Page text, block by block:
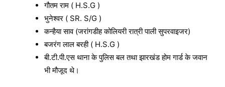
गौतम राम ( H.S.G )
भुनेश्वर ( SR. S/G )
कन्हैया साव (जरांगडीह कोलियरी रात्री पाली सुपरवाइजर)
बजरंग लाल बरही ( H.S.G )
बी.टी.पी.एस थाना के पुलिस बल तथा झारखंड होम गार्ड के जवान
भी मौजूद थे।